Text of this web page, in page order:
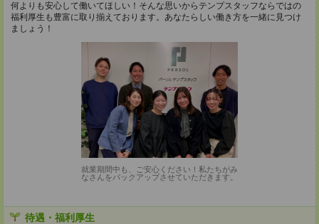
何よりも安心して働いてほしい！そんな思いからテンプスタッフならではの
福利厚生も豊富に取り揃えております。あなたらしい働き方を一緒に見つけ
ましょう！
就業期間中も、ご安心ください！私たちがみ
なさんをバックアップさせていただきます。
待遇・福利厚生